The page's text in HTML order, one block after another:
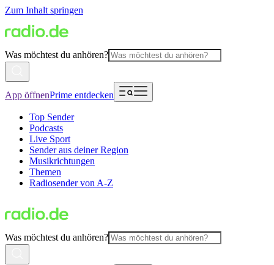
Zum Inhalt springen
Was möchtest du anhören?
App öffnenPrime entdecken
Top Sender
Podcasts
Live Sport
Sender aus deiner Region
Musikrichtungen
Themen
Radiosender von A-Z
Was möchtest du anhören?